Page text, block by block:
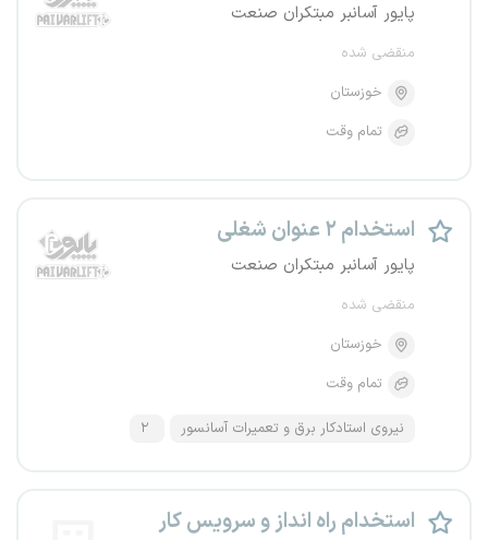
پایور آسانبر مبتکران صنعت
منقضی شده
خوزستان
تمام وقت
استخدام ۲ عنوان شغلی
پایور آسانبر مبتکران صنعت
منقضی شده
خوزستان
تمام وقت
نیروی استادکار برق و تعمیرات آسانسور
استخدام راه انداز و سرویس کار